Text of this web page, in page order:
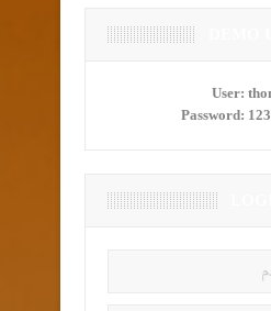
قانون الملكية العقارية
مبارك ومزيدا من التوفيق
User:
Password: